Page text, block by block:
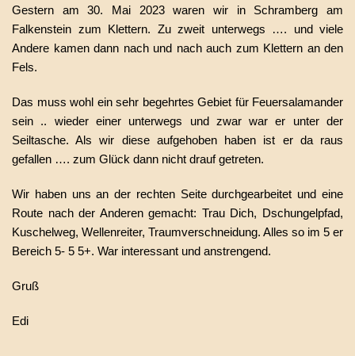
Gestern am 30. Mai 2023 waren wir in Schramberg am
Falkenstein zum Klettern. Zu zweit unterwegs …. und viele
Andere kamen dann nach und nach auch zum Klettern an den
Fels.
Das muss wohl ein sehr begehrtes Gebiet für Feuersalamander
sein .. wieder einer unterwegs und zwar war er unter der
Seiltasche. Als wir diese aufgehoben haben ist er da raus
gefallen …. zum Glück dann nicht drauf getreten.
Wir haben uns an der rechten Seite durchgearbeitet und eine
Route nach der Anderen gemacht: Trau Dich, Dschungelpfad,
Kuschelweg, Wellenreiter, Traumverschneidung. Alles so im 5 er
Bereich 5- 5 5+. War interessant und anstrengend.
Gruß
Edi